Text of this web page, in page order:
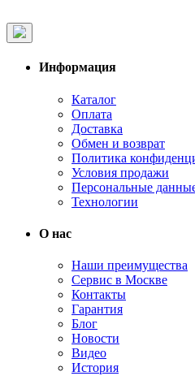
Информация
Каталог
Оплата
Доставка
Обмен и возврат
Политика
Условия продажи
Персональные
Технологии
О нас
Наши преимущества
Сервис в Москве
Контакты
Гарантия
Блог
Новости
Видео
История